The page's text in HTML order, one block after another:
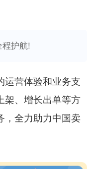
程护航!
运营体验和业务支
架、增长出单等方
，全力助力中国卖